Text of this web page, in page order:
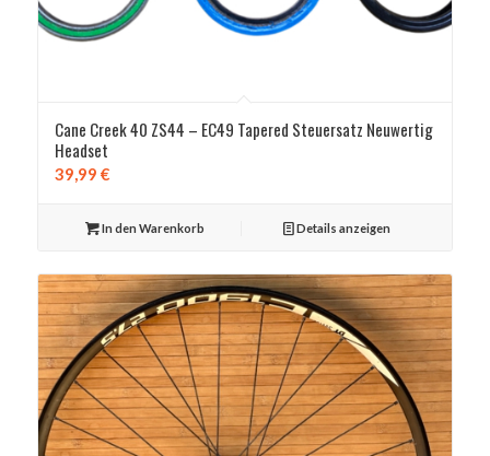
Cane Creek 40 ZS44 – EC49 Tapered Steuersatz Neuwertig
Headset
39,99 €
In den Warenkorb Details anzeigen